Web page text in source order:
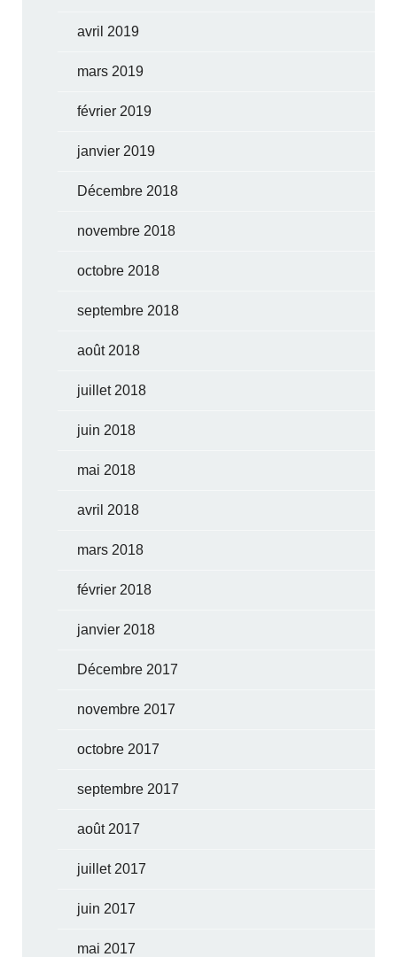
avril 2019
mars 2019
février 2019
janvier 2019
Décembre 2018
novembre 2018
octobre 2018
septembre 2018
août 2018
juillet 2018
juin 2018
mai 2018
avril 2018
mars 2018
février 2018
janvier 2018
Décembre 2017
novembre 2017
octobre 2017
septembre 2017
août 2017
juillet 2017
juin 2017
mai 2017